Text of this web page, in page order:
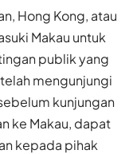
Hong Kong, atau
Makau untuk
publik yang
mengunjungi
kunjungan
ke Makau, dapat
kepada pihak